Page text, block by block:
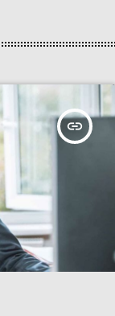
insert_link